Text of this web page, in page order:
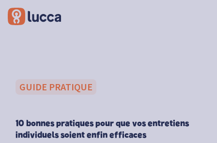
GUIDE PRATIQUE
10 bonnes pratiques pour que vos entretiens
individuels soient enfin efficaces